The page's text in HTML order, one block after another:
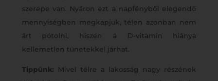
szerepe van. Nyáron ezt a napfényből elegendő
mennyiségben megkapjuk, télen azonban nem
árt pótolni, hiszen a D-vitamin hiánya
kellemetlen tünetekkel járhat.
Tippünk: Mivel télre a lakosság nagy részének